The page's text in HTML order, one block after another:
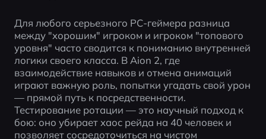
Для любого серьезного PC-геймера разница
между "хорошим" игроком и игроком "топового
уровня" часто сводится к пониманию внутренней
логики своего класса. В Aion 2, где
взаимодействие навыков и отмена анимаций
играют важную роль, попытки угадать свой урон
— прямой путь к посредственности.
Тестирование ротации — это научный подход к
бою: оно убирает хаос рейда на 40 человек и
позволяет сосредоточиться на чистом